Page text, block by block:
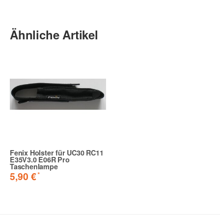
Ähnliche Artikel
Fenix Holster für UC30 RC11
E35V3.0 E06R Pro
Taschenlampe
5,90 €*